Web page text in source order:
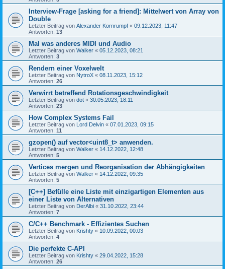
Interview-Frage [asking for a friend]: Mittelwert von Array von
Double
Letzter Beitrag von Alexander Kornrumpf « 09.12.2023, 11:47
Antworten: 13
Mal was anderes MIDI und Audio
Letzter Beitrag von Walker « 05.12.2023, 08:21
Antworten: 3
Rendern einer Voxelwelt
Letzter Beitrag von NytroX « 08.11.2023, 15:12
Antworten: 26
Verwirrt betreffend Rotationsgeschwindigkeit
Letzter Beitrag von dot « 30.05.2023, 18:11
Antworten: 23
How Complex Systems Fail
Letzter Beitrag von Lord Delvin « 07.01.2023, 09:15
Antworten: 11
gzopen() auf vector<uint8_t> anwenden.
Letzter Beitrag von Walker « 14.12.2022, 12:48
Antworten: 5
Vertices mergen und Reorganisation der Abhängigkeiten
Letzter Beitrag von Walker « 14.12.2022, 09:35
Antworten: 5
[C++] Befülle eine Liste mit einzigartigen Elementen aus
einer Liste von Alternativen
Letzter Beitrag von DerAlbi « 31.10.2022, 23:44
Antworten: 7
C/C++ Benchmark - Effizientes Suchen
Letzter Beitrag von Krishty « 10.09.2022, 00:03
Antworten: 4
Die perfekte C-API
Letzter Beitrag von Krishty « 29.04.2022, 15:28
Antworten: 26